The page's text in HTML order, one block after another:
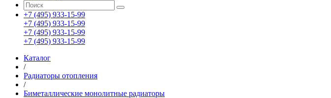
+7 (495) 933-15-99
+7 (495) 933-15-99
+7 (495) 933-15-99
+7 (495) 933-15-99
Каталог
/
Радиаторы отопления
/
Биметаллические монолитные радиаторы